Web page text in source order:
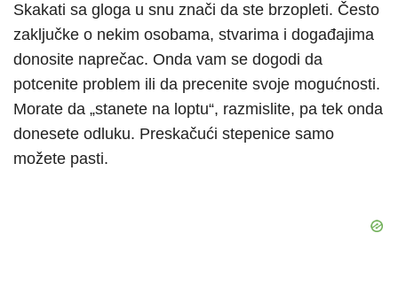
Skakati sa gloga u snu znači da ste brzopleti. Često
zaključke o nekim osobama, stvarima i događajima
donosite naprečac. Onda vam se dogodi da
potcenite problem ili da precenite svoje mogućnosti.
Morate da „stanete na loptu“, razmislite, pa tek onda
donesete odluku. Preskačući stepenice samo
možete pasti.